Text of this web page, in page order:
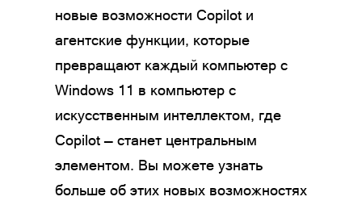
новые возможности Copilot и
агентские функции, которые
превращают каждый компьютер с
Windows 11 в компьютер с
искусственным интеллектом, где
Copilot — станет центральным
элементом. Вы можете узнать
больше об этих новых возможностях